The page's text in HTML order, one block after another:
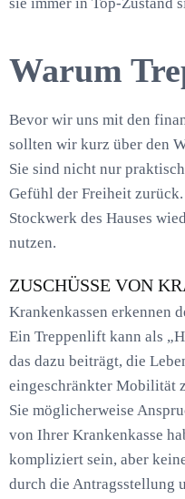
Warum
Bevor wir uns mit den
sollten wir kurz über den
Sie sind nicht nur
Gefühl der Freiheit
Stockwerk des Hauses
nutzen.
ZUSCHÜSSE VON
Krankenkassen erkennen
Ein Treppenlift kann als
das dazu beiträgt, die
eingeschränkter Mobilität
Sie möglicherweise
von Ihrer Krankenkasse
kompliziert sein, aber
durch die Antragsstellung